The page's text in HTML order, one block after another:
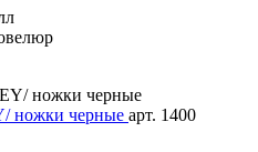
ножки черные арт. 1400